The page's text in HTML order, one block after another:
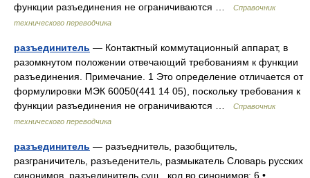
функции разъединения не ограничиваются …
Справочник
технического переводчика
разъединитель — Контактный коммутационный аппарат, в
разомкнутом положении отвечающий требованиям к функции
разъединения. Примечание. 1 Это определение отличается от
формулировки МЭК 60050(441 14 05), поскольку требования к
функции разъединения не ограничиваются …
Справочник
технического переводчика
разъединитель — разъеднитель, разобщитель,
разграничитель, разъеденитель, размыкатель Словарь русских
синонимов. разъединитель сущ., кол во синонимов: 6 •